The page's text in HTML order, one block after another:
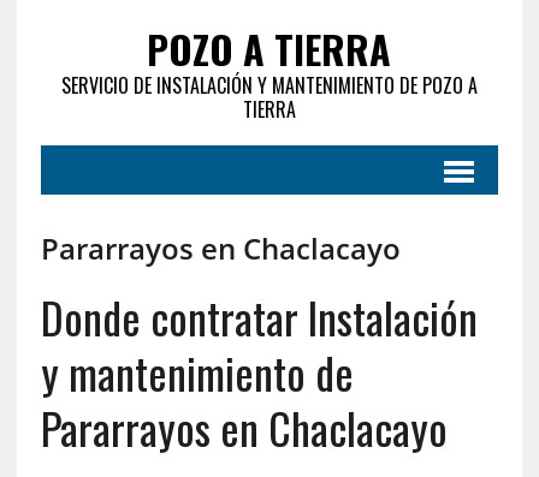
POZO A TIERRA
SERVICIO DE INSTALACIÓN Y MANTENIMIENTO DE POZO A
TIERRA
Pararrayos en Chaclacayo
Donde contratar Instalación
y mantenimiento de
Pararrayos en Chaclacayo